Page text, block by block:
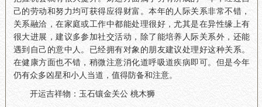
己的劳动和努力均可获得应得财富。本年的人际关系非常不错，
关系融洽，在家庭或工作中都能处理很好，尤其是在异性缘上有
很大进展，建议多参加社交活动，除了能培养人际关系外，还能
遇到自己的意中人。已经拥有对象的朋友建议处理好这种关系。
在健康方面也不错，稍微注意消化道呼吸道疾病即可。但是今年
仍有众多凶星和小人当道，值得防备和注意。
开运吉祥物：玉石镶金关公 桃木狮